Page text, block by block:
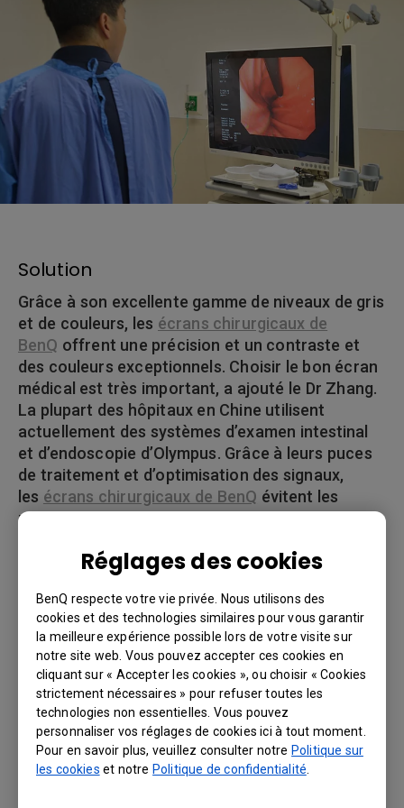
Réglages des cookies
BenQ respecte votre vie privée. Nous utilisons des
cookies et des technologies similaires pour vous garantir
la meilleure expérience possible lors de votre visite sur
notre site web. Vous pouvez accepter ces cookies en
cliquant sur « Accepter les cookies », ou choisir « Cookies
strictement nécessaires » pour refuser toutes les
technologies non essentielles. Vous pouvez
personnaliser vos réglages de cookies ici à tout moment.
Pour en savoir plus, veuillez consulter notre Politique sur
les cookies et notre Politique de confidentialité
Solution
Grâce à son excellente gamme de niveaux de gris
et de couleurs, les écrans chirurgicaux de
BenQ offrent une précision et un contraste et
des couleurs exceptionnels. Choisir le bon écran
médical est très important, a ajouté le Dr Zhang.
La plupart des hôpitaux en Chine utilisent
actuellement des systèmes d’examen intestinal
et d’endoscopie d’Olympus. Grâce à leurs puces
de traitement et d’optimisation des signaux,
les écrans chirurgicaux de BenQ évitent les
problèmes d’incompatibilité entre les moniteurs
images capturées par les différents systèmes
autres artefacts visuels.
« Parfois, nous effectuons vingt examens en une
seule matinée. Un écran plus large permet de
réduire la fatigue des yeux », a déclaré le Dr
Zhang. En tant que chirurgien qui examine des
écrans pendant de longues durées, il trouve que
l’utilisation desécrans chirurgicaux de BenQest
plus pratique et confortable pour les yeux. Il